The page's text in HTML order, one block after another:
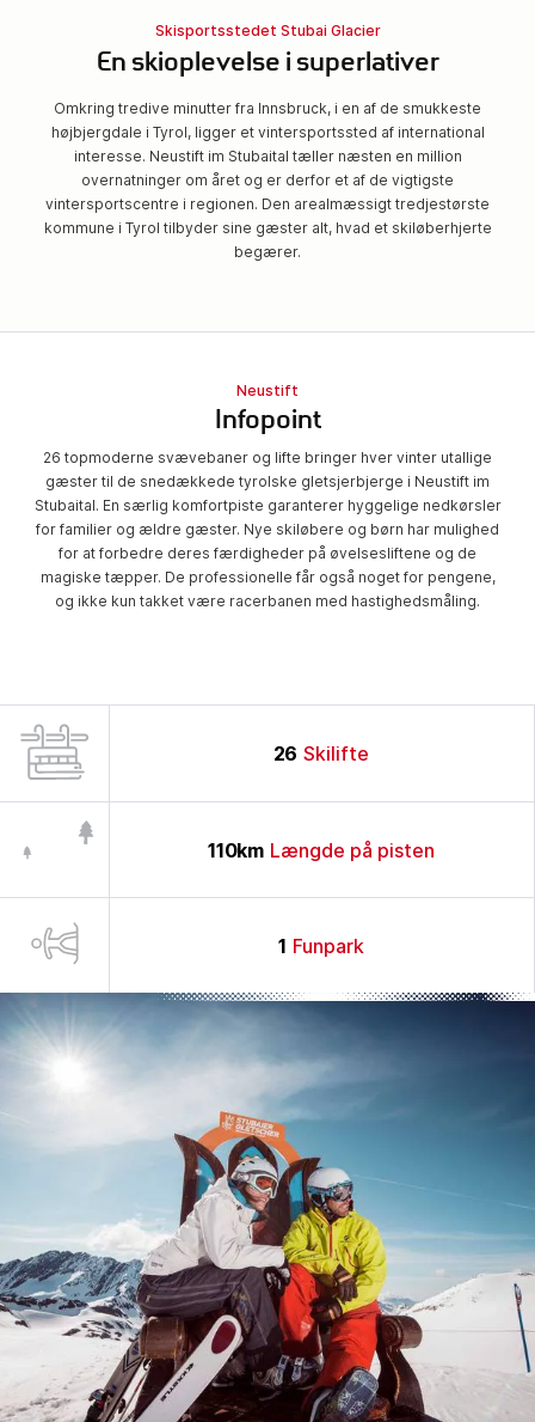
Skisportsstedet Stubai Glacier
En skioplevelse i superlativer
Omkring tredive minutter fra Innsbruck, i en af de smukkeste
højbjergdale i Tyrol, ligger et vintersportssted af international
interesse. Neustift im Stubaital tæller næsten en million
overnatninger om året og er derfor et af de vigtigste
vintersportscentre i regionen. Den arealmæssigt tredjestørste
kommune i Tyrol tilbyder sine gæster alt, hvad et skiløberhjerte
begærer.
Neustift
Infopoint
26 topmoderne svævebaner og lifte bringer hver vinter utallige
gæster til de snedækkede tyrolske gletsjerbjerge i Neustift im
Stubaital. En særlig komfortpiste garanterer hyggelige nedkørsler
for familier og ældre gæster. Nye skiløbere og børn har mulighed
for at forbedre deres færdigheder på øvelsesliftene og de
magiske tæpper. De professionelle får også noget for pengene,
og ikke kun takket være racerbanen med hastighedsmåling.
26 Skilifte
110km Længde på pisten
1 Funpark